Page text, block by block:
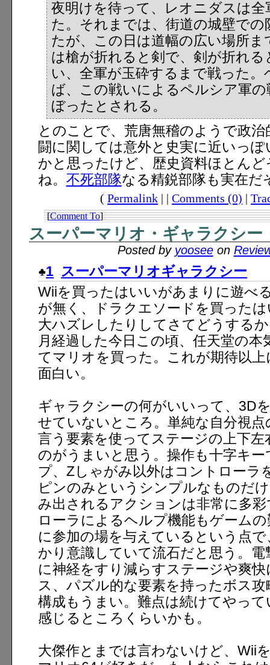
夜明けを待って、レオニダスは全
た。それまでは、街道の城壁で
たが、この日は道幅の広い場所ま
は槍が折れると剣で、剣が折れる
い、全軍が玉砕するまで戦った
ば、この戦いによるペルシア軍
ぼったとされる。
とのことで、荒唐無稽のようで政
闘に関しては意外と史実に近いっ
かと思ったけど、歴史資料ほとん
ね。 不死部隊なる精鋭部隊も実在だ
(Permalink | |Comments (0) |
[Comment To]
スーパーマリオ・ギャラクシー
Posted by yooseeon
1 スーパーマリオギャラクシー
Wiiを買ったはいいがあまりに遊べ
が無く、ドラクエソードを買った
大ハズレしたりしてさてどうする
月経過した今日この頃、任天堂の本
てマリオを買った。これが期待以上
面白い。
ギャラクシーの何がいいって、3D
せていないところ。単純な自分視
言う要素を使ってステージの上下
のがうまいと思う。操作も十字キ
プ、Zしゃがみ以外はコントローラ
ピンのみというシンプルなものだ
み出されるアクションは非常に多
ローラによるヘルプ機能もゲーム
に参加の場を与えているという点
かり意識していて流石だと思う。
に神経をすり減らすステージや爽
ス、パズル的な要素を持ったボス
構成もうまい。難点は続けてやっ
感じるところくらいかも。
大傑作とまでは言わないけど、Wii